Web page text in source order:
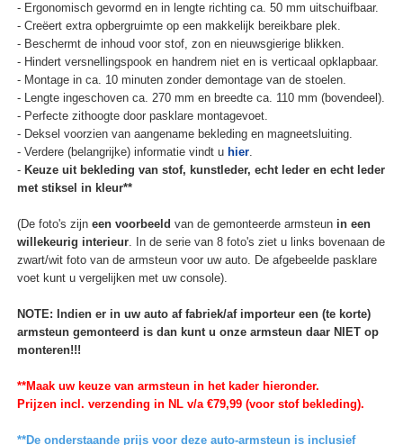
- Ergonomisch gevormd en in lengte richting ca. 50 mm uitschuifbaar.
- Creëert extra opbergruimte op een makkelijk bereikbare plek.
- Beschermt de inhoud voor stof, zon en nieuwsgierige blikken.
- Hindert versnellingspook en handrem niet en is verticaal opklapbaar.
- Montage in ca. 10 minuten zonder demontage van de stoelen.
- Lengte ingeschoven ca. 270 mm en breedte ca. 110 mm (bovendeel).
- Perfecte zithoogte door pasklare montagevoet.
- Deksel voorzien van aangename bekleding en magneetsluiting.
- Verdere (belangrijke) informatie vindt u hier.
- Keuze uit bekleding van stof, kunstleder, echt leder en echt leder
met stiksel in kleur**
(De foto's zijn een voorbeeld van de gemonteerde armsteun in een
willekeurig interieur. In de serie van 8 foto's ziet u links bovenaan de
zwart/wit foto van de armsteun voor uw auto. De afgebeelde pasklare
voet kunt u vergelijken met uw console).
NOTE: Indien er in uw auto af fabriek/af importeur een (te korte)
armsteun gemonteerd is dan kunt u onze armsteun daar NIET op
monteren!!!
**Maak uw keuze van armsteun in het kader hieronder.
Prijzen incl. verzending in NL v/a €79,99 (voor stof bekleding).
**De onderstaande prijs voor deze auto-armsteun is inclusief